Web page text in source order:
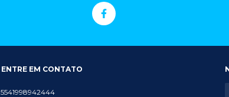
ENTRE EM CONTATO
5541998942444